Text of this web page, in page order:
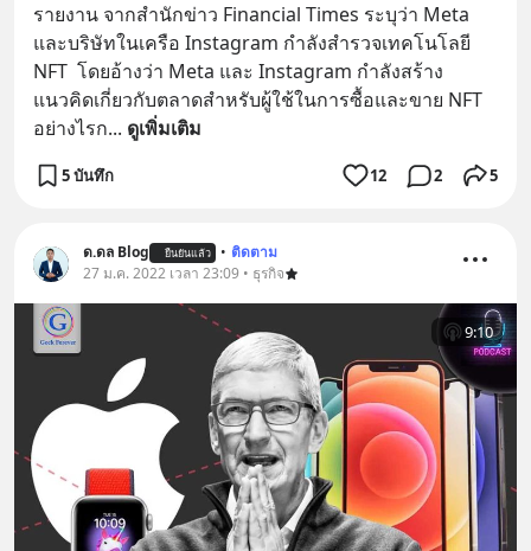
รายงาน จากสำนักข่าว Financial Times ระบุว่า Meta
และบริษัทในเครือ Instagram กำลังสำรวจเทคโนโลยี
NFT  โดยอ้างว่า Meta และ Instagram กำลังสร้าง
แนวคิดเกี่ยวกับตลาดสำหรับผู้ใช้ในการซื้อและขาย NFT
อย่างไรก... ดูเพิ่มเติม
5 บันทึก 12 2 5
ด.ดล Blog ยืนยันแล้ว • ติดตาม
27 ม.ค. 2022 เวลา 23:09 • ธุรกิจ
9:10